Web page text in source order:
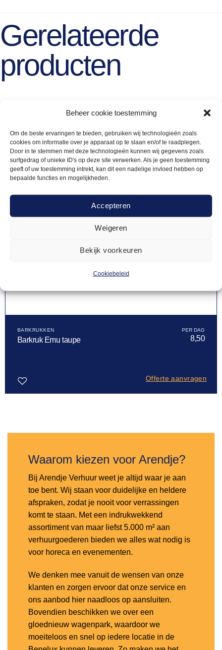
Beheer cookie toestemming
Om de beste ervaringen te bieden, gebruiken wij technologieën zoals
cookies om informatie over je apparaat op te slaan en/of te raadplegen.
Door in te stemmen met deze technologieën kunnen wij gegevens zoals
surfgedrag of unieke ID's op deze site verwerken. Als je geen toestemming
geeft of uw toestemming intrekt, kan dit een nadelige invloed hebben op
bepaalde functies en mogelijkheden.
Accepteren
Weigeren
Bekijk voorkeuren
Cookiebeleid
Gerelateerde
producten
BARKRUKKEN
Barkruk Emu taupe 8,50
Offerte aanvragen
Waarom kiezen voor Arendje?
Bij Arendje Verhuur weet je altijd waar je aan
toe bent. Wij staan voor duidelijke en heldere
afspraken, zodat je nooit voor verrassingen
komt te staan. Met een indrukwekkend
assortiment van maar liefst 5.000 m² aan
verhuurgoederen bieden we alles wat nodig is
voor horeca en evenementen.
We denken mee vanuit de wensen van onze
klanten en zorgen ervoor dat onze service en
ons aanbod hier naadloos op aansluiten.
Bovendien beschikken we over een
gloednieuw wagenpark, waardoor we
moeiteloos en snel op iedere locatie in de